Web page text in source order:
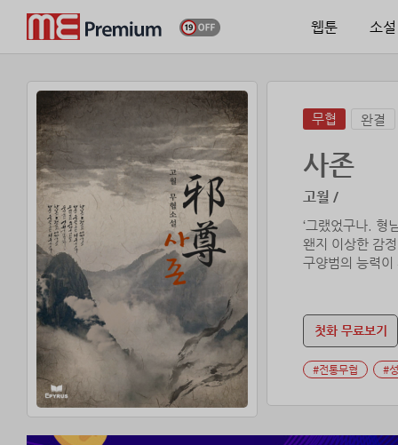
웹툰 소설
무협 완결
사존
고월 /
‘그랬었구나. 형
왠지 이상한 감
구양범의 능력
첫화 무료보기
#전통무협 #